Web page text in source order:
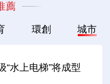
薦
環創 城市
“水上电梯”将成型